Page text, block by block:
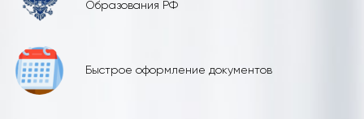
Образования РФ
Быстрое оформление документов